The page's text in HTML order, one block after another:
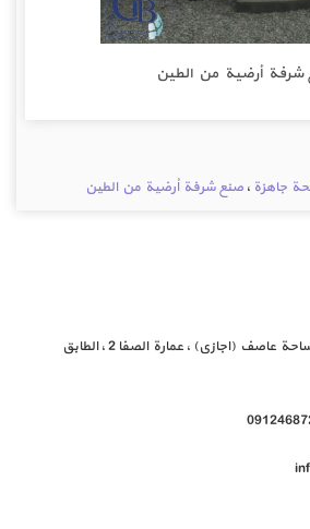
شرفة أرضية من الطين
جاهزة ،صنع شرفة أرضية من الطين
طهران ، الزعفرانية ، ساحة عاصف (اجازي) ، عمارة الصفا 2 ، الطابق